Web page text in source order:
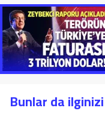
Bunlar da